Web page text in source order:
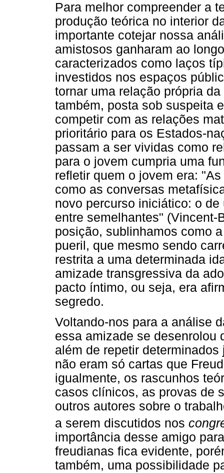
Para melhor compreender a
produção teórica no interior
importante cotejar nossa
amistosos ganharam ao
caracterizados como laços
investidos nos espaços
tornar uma relação própria
também, posta sob suspeita
competir com as relações
prioritário para os Estados-
passam a ser vividas como
para o jovem cumpria uma
refletir quem o jovem era:
como as conversas
novo percurso iniciático: o
entre semelhantes" (Vincent-
posição, sublinhamos como
pueril, que mesmo sendo
restrita a uma determinada
amizade transgressiva da
pacto íntimo, ou seja, era
segredo.
Voltando-nos para a análise
essa amizade se desenrolou
além de repetir
não eram só cartas que
igualmente, os rascunhos
casos clínicos, as provas de
outros autores sobre o
a serem discutidos nos
importância desse amigo
freudianas fica evidente,
também, uma possibilidade